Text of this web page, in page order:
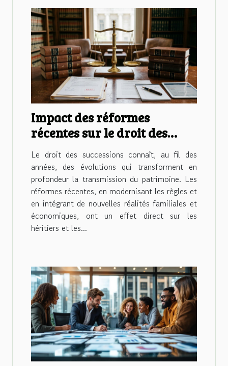
Impact des réformes
récentes sur le droit des
successions
Le droit des successions connaît, au fil des
années, des évolutions qui transforment en
profondeur la transmission du patrimoine. Les
réformes récentes, en modernisant les règles et
en intégrant de nouvelles réalités familiales et
économiques, ont un effet direct sur les
héritiers et les...